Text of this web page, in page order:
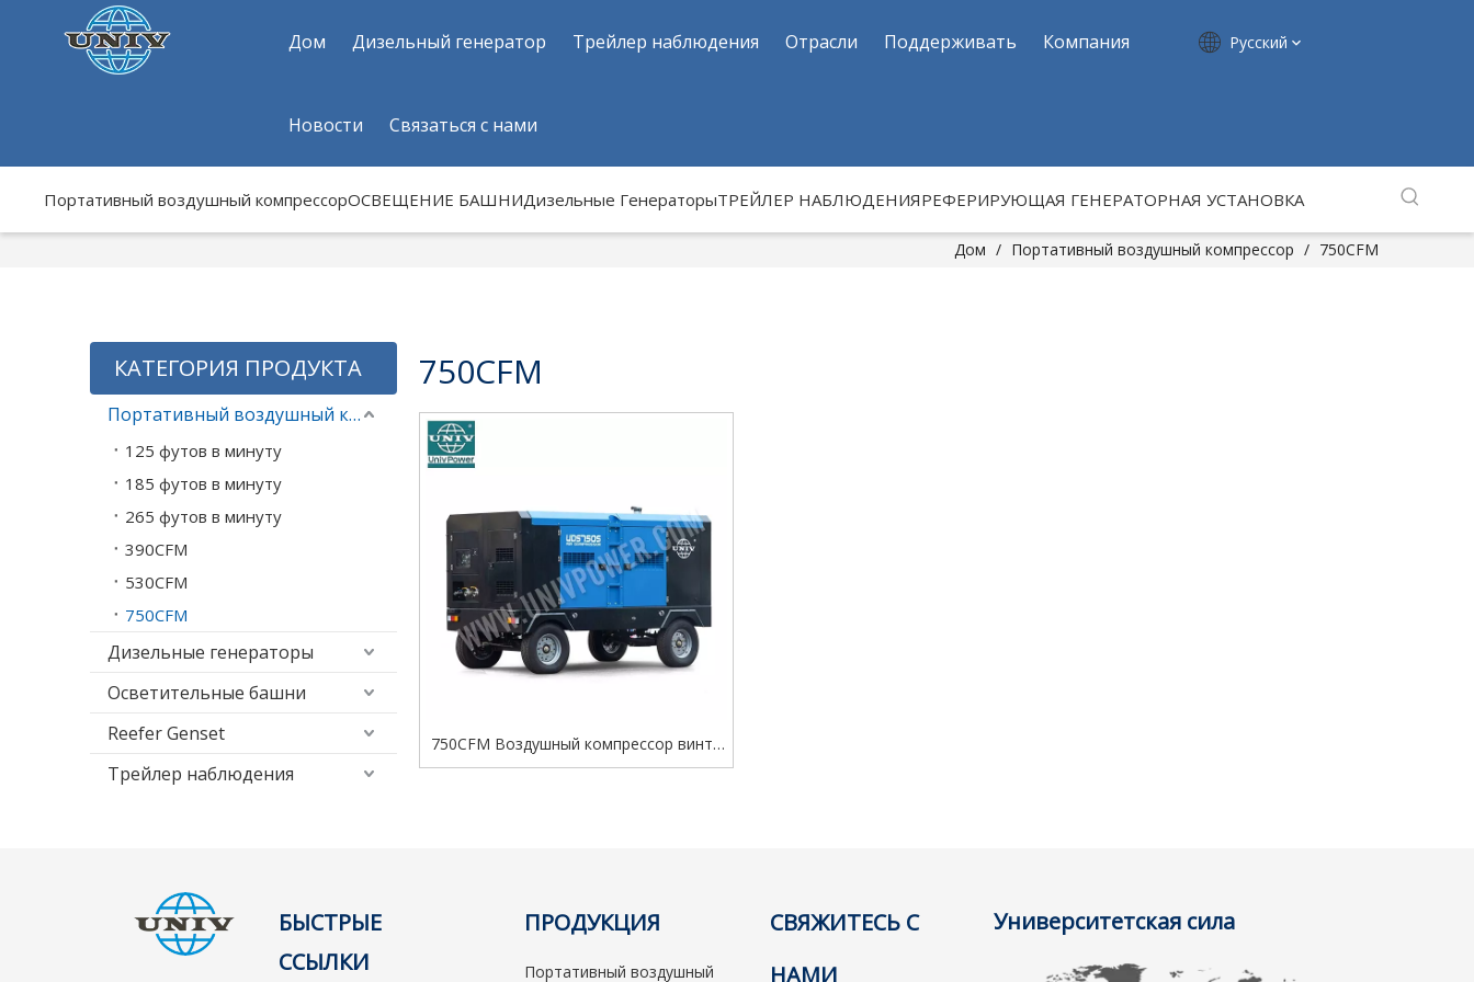
Дом Дизельный генератор Трейлер наблюдения Отрасли Поддерживать Компания
Новости Связаться с нами
Pусский
Портативный воздушный компрессорОСВЕЩЕНИЕ БАШНИДизельные ГенераторыТРЕЙЛЕР НАБЛЮДЕНИЯРЕФЕРИРУЮЩАЯ ГЕНЕРАТОРНАЯ УСТАНОВКА
Дом / Портативный воздушный компрессор / 750CFM
КАТЕГОРИЯ ПРОДУКТА
Портативный воздушный компрессор
125 футов в минуту
185 футов в минуту
265 футов в минуту
390CFM
530CFM
750CFM
Дизельные генераторы
Осветительные башни
Reefer Genset
Трейлер наблюдения
750CFM
750CFM Воздушный компрессор винта
прямой продажи на заводе Towable
БЫСТРЫЕ
ССЫЛКИ
ПРОДУКЦИЯ
Портативный воздушный
СВЯЖИТЕСЬ С
НАМИ
Университетская сила